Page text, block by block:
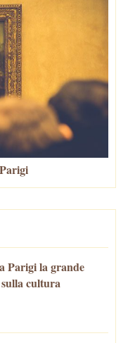
Parigi la grande
cultura